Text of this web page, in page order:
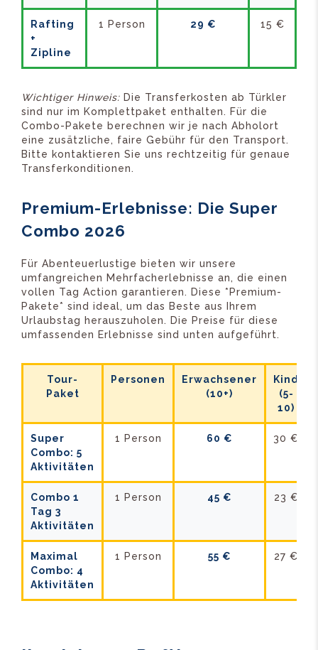
Rafting
+
Zipline
1 Person 29 € 15 €
Wichtiger Hinweis: Die Transferkosten ab Türkler
sind nur im Komplettpaket enthalten. Für die
Combo-Pakete berechnen wir je nach Abholort
eine zusätzliche, faire Gebühr für den Transport.
Bitte kontaktieren Sie uns rechtzeitig für genaue
Transferkonditionen.
Premium-Erlebnisse: Die Super
Combo 2026
Für Abenteuerlustige bieten wir unsere
umfangreichen Mehrfacherlebnisse an, die einen
vollen Tag Action garantieren. Diese *Premium-
Pakete* sind ideal, um das Beste aus Ihrem
Urlaubstag herauszuholen. Die Preise für diese
umfassenden Erlebnisse sind unten aufgeführt.
Tour-
Paket
Personen
Erwachsener
(10+)
Kind
(5-
10)
Super
Combo: 5
Aktivitäten
1 Person 60 € 30 €
Combo 1
Tag 3
Aktivitäten
1 Person 45 € 23 €
Maximal
Combo: 4
Aktivitäten
1 Person 55 € 27 €